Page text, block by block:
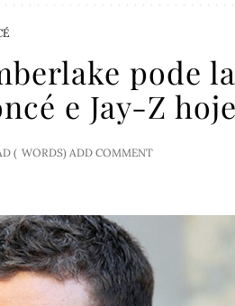
pode
e Jay-Z
( WORDS) ADD COMMENT